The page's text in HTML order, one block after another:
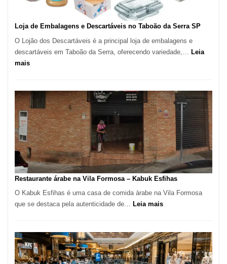
Loja de Embalagens e Descartáveis no Taboão da Serra SP
O Lojão dos Descartáveis é a principal loja de embalagens e
descartáveis em Taboão da Serra, oferecendo variedade,… Leia
mais:
Embalagens
e
Descartáveis
no
Taboão
da
Serra
SP
Restaurante árabe na Vila Formosa – Kabuk Esfihas
O Kabuk Esfihas é uma casa de comida árabe na Vila Formosa
que se destaca pela autenticidade de… Leia mais:
na
Vila
Formosa